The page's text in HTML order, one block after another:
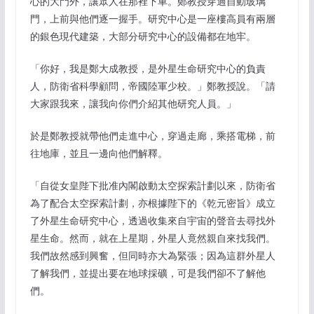
門，上前與他們逐一握手。研究中心是一座樓高員有兩層
的銀色現代建築，大部分研究中心的設備都在地牢。
「你好，我是鄭大成教授，是外星生命研究中心的負責
人，防衛省科學顧問，帝國陸軍少校。」鄭教授說。「請
大家跟我來，讓我向你們介紹其他研究人員。」
於是鄭教授就帶他們走進中心，穿過走廊，乘搭電梯，前
往地庫，並且一邊向他們解釋。
「自從女皇陛下批准內閣啟動太空探索計劃以來，防衛省
為了配合太空探索計劃，亦根據陛下的《乾元密旨》成立
了外星生命研究中心，透過收集來自宇宙的聲音去尋找外
星生命。然而，就在上星期，外星人竟然親自來找我們。
我們故然感到興奮，但同時亦大為緊張；因為這群外星人
了解我們，並提出要在地球採礦，可是我們卻不了解他
們。